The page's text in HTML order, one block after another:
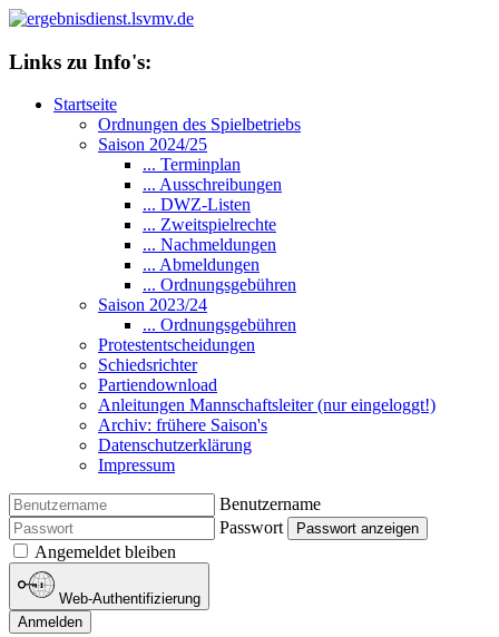
Links zu Info's:
Startseite
Ordnungen des Spielbetriebs
Saison 2024/25
... Terminplan
... Ausschreibungen
... DWZ-Listen
... Zweitspielrechte
... Nachmeldungen
... Abmeldungen
... Ordnungsgebühren
Saison 2023/24
... Ordnungsgebühren
Protestentscheidungen
Schiedsrichter
Partiendownload
Anleitungen Mannschaftsleiter (nur eingeloggt!)
Archiv: frühere Saison's
Datenschutzerklärung
Impressum
Benutzername
Passwort
Passwort anzeigen
Angemeldet bleiben
Web-Authentifizierung
Anmelden